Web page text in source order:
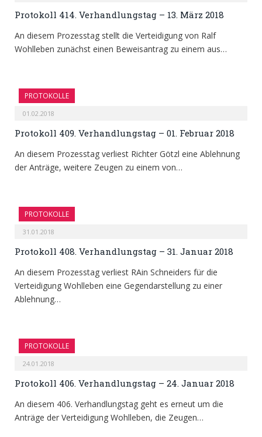
Protokoll 414. Verhandlungstag – 13. März 2018
An diesem Prozesstag stellt die Verteidigung von Ralf
Wohlleben zunächst einen Beweisantrag zu einem aus…
PROTOKOLLE
01.02.2018
Protokoll 409. Verhandlungstag – 01. Februar 2018
An diesem Prozesstag verliest Richter Götzl eine Ablehnung
der Anträge, weitere Zeugen zu einem von…
PROTOKOLLE
31.01.2018
Protokoll 408. Verhandlungstag – 31. Januar 2018
An diesem Prozesstag verliest RAin Schneiders für die
Verteidigung Wohlleben eine Gegendarstellung zu einer
Ablehnung…
PROTOKOLLE
24.01.2018
Protokoll 406. Verhandlungstag – 24. Januar 2018
An diesem 406. Verhandlungstag geht es erneut um die
Anträge der Verteidigung Wohlleben, die Zeugen…